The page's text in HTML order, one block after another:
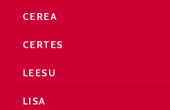
CEREA
CERTES
LEESU
LISA